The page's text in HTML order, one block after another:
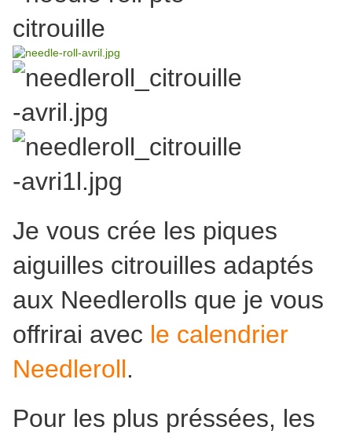
Je vous crée les piques
aiguilles citrouilles adaptés
aux Needlerolls que je vous
offrirai avec le calendrier
Needleroll.
Pour les plus préssées, les